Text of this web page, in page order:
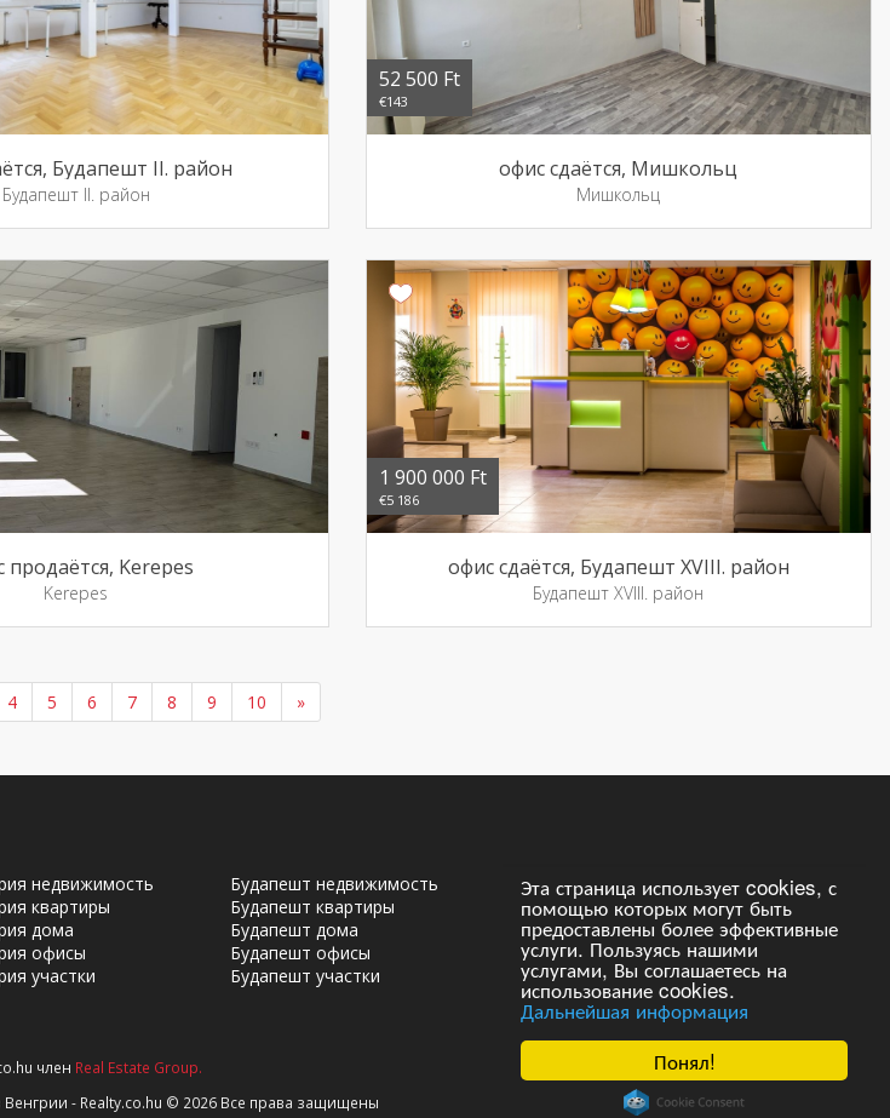
Понял!
Эта страница использует cookies, с
помощью которых могут быть
предоставлены более эффективные
услуги. Пользуясь нашими
услугами, Вы соглашаетесь на
использование cookies.
Дальнейшая информация
Будапешт II. район
Будапешт II. район
52 500 Ft
€143
офис сдаётся, Мишкольц
Мишкольц
продаётся, Kerepes
Kerepes
1 900 000 Ft
€5 186
офис сдаётся, Будапешт XVIII. район
Будапешт XVIII. район
4 5 6 7 8 9 10 »
недвижимость
квартиры
дома
офисы
участки
Будапешт недвижимость
Будапешт квартиры
Будапешт дома
Будапешт офисы
Будапешт участки
Russian
член Real Estate Group.
- Realty.co.hu © 2026 Все права защищены